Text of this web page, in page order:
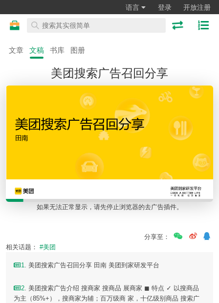
语言 登录 开放注册
文章 文稿 书库 图册
美团搜索广告召回分享
如果无法正常显示，请先停止浏览器的去广告插件。
分享至：
相关话题： #美团
1. 美团搜索广告召回分享 田南 美团到家研发平台
2. 美团搜索广告介绍 搜商家 搜商品 展商家 ◼ 特点 ✓ 以搜商品
为主（85%+），搜商家为辅；百万级商 家，十亿级别商品 搜索广